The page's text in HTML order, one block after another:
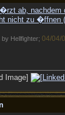
ab, nachdem
nicht zu �ffnen
by Hellfighter; 04/04/